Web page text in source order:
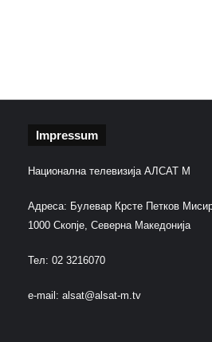
Impressum
Национална телевизија АЛСАТ М
Адреса: Булевар Крсте Петков
1000 Скопје, Северна Македонија
Тел: 02 3216070
e-mail: alsat@alsat-m.tv